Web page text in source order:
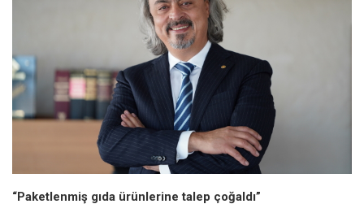
“Paketlenmiş gıda ürünlerine talep çoğaldı”